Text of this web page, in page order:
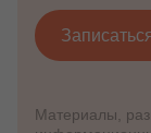
Материалы,